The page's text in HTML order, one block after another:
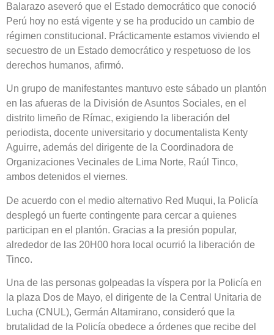
Balarazo aseveró que el Estado democrático que conoció
Perú hoy no está vigente y se ha producido un cambio de
régimen constitucional. Prácticamente estamos viviendo el
secuestro de un Estado democrático y respetuoso de los
derechos humanos, afirmó.
Un grupo de manifestantes mantuvo este sábado un plantón
en las afueras de la División de Asuntos Sociales, en el
distrito limeño de Rímac, exigiendo la liberación del
periodista, docente universitario y documentalista Kenty
Aguirre, además del dirigente de la Coordinadora de
Organizaciones Vecinales de Lima Norte, Raúl Tinco,
ambos detenidos el viernes.
De acuerdo con el medio alternativo Red Muqui, la Policía
desplegó un fuerte contingente para cercar a quienes
participan en el plantón. Gracias a la presión popular,
alrededor de las 20H00 hora local ocurrió la liberación de
Tinco.
Una de las personas golpeadas la víspera por la Policía en
la plaza Dos de Mayo, el dirigente de la Central Unitaria de
Lucha (CNUL), Germán Altamirano, consideró que la
brutalidad de la Policía obedece a órdenes que recibe del